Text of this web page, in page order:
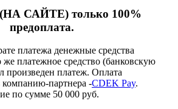
САЙТЕ) только 100%
предоплата.
платежа денежные средства
же платежное средство (банковскую
произведен платеж. Оплата
компанию-партнера -CDEK Pay.
по сумме 50 000 руб.